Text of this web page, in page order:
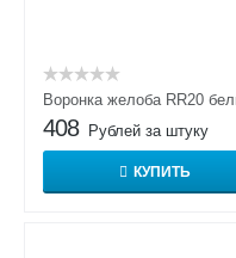
Воронка желоба RR20
408 Рублей за штуку
КУПИТЬ